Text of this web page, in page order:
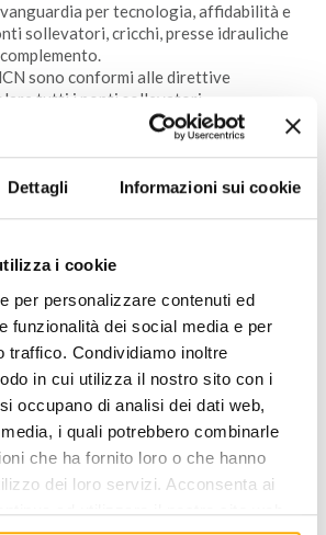
Dettagli Informazioni sui cookie
i cookie
per personalizzare contenuti ed
funzionalità dei social media e per
traffico. Condividiamo inoltre
in cui utilizza il nostro sito con i
occupano di analisi dei dati web,
i quali potrebbero combinarle
che ha fornito loro o che hanno
dei loro servizi. Acconsenta ai
ad utilizzare il nostro sito web.
per tecnologia, affidabilità e
sollevatori, cricchi, presse idrauliche
sono conformi alle direttive
tutti i ponti sollevatori
conformi ed omologati rispetto
EN 1493 – Vehicle lifts.
VIDEO